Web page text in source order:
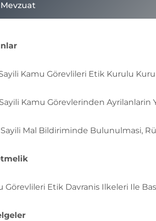
Sayili Kamu Görevlileri Etik Kurulu
Sayili Kamu Görevlerinden
Mal Bildiriminde Bulunulmasi,
Görevlileri Etik Davranis Ilkeleri Ile